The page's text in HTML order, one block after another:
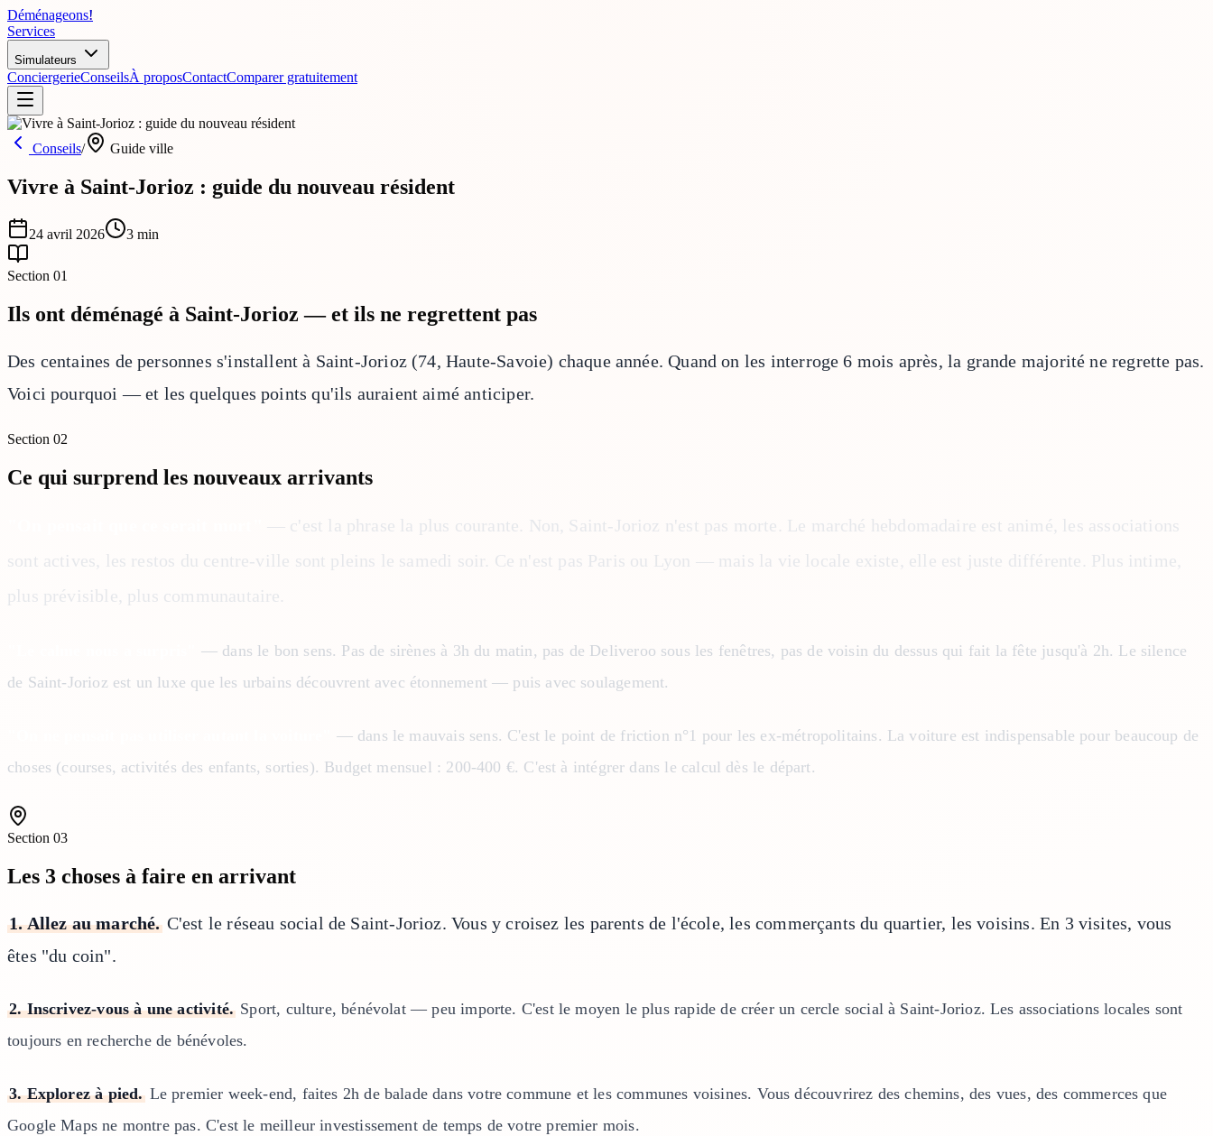
Déménageons!
Services
Simulateurs
ConciergerieConseilsÀ proposContactComparer gratuitement
Conseils/ Guide ville
Vivre à Saint-Jorioz : guide du nouveau résident
24 avril 2026 3 min
Section 01
Ils ont déménagé à Saint-Jorioz — et ils ne regrettent pas
Des centaines de personnes s'installent à Saint-Jorioz (74, Haute-Savoie) chaque année. Quand on les interroge 6 mois après, la grande majorité ne regrette pas.
Voici pourquoi — et les quelques points qu'ils auraient aimé anticiper.
Section 02
Ce qui surprend les nouveaux arrivants
— c'est la phrase la plus courante. Non, Saint-Jorioz n'est pas morte. Le marché hebdomadaire est animé, les associations
sont actives, les restos du centre-ville sont pleins le samedi soir. Ce n'est pas Paris ou Lyon — mais la vie locale existe, elle est juste différente. Plus intime,
plus prévisible, plus communautaire.
— dans le bon sens. Pas de sirènes à 3h du matin, pas de Deliveroo sous les fenêtres, pas de voisin du dessus qui fait la fête jusqu'à 2h. Le silence
de Saint-Jorioz est un luxe que les urbains découvrent avec étonnement — puis avec soulagement.
— dans le mauvais sens. C'est le point de friction n°1 pour les ex-métropolitains. La voiture est indispensable pour beaucoup de
choses (courses, activités des enfants, sorties). Budget mensuel : 200-400 €. C'est à intégrer dans le calcul dès le départ.
Section 03
Les 3 choses à faire en arrivant
1. Allez au marché.C'est le réseau social de Saint-Jorioz. Vous y croisez les parents de l'école, les commerçants du quartier, les voisins. En 3 visites, vous
êtes "du coin".
2. Inscrivez-vous à une activité. Sport, culture, bénévolat — peu importe. C'est le moyen le plus rapide de créer un cercle social à Saint-Jorioz. Les associations locales sont
toujours en recherche de bénévoles.
3. Explorez à pied.Le premier week-end, faites 2h de balade dans votre commune et les communes voisines. Vous découvrirez des chemins, des vues, des commerces que
Google Maps ne montre pas. C'est le meilleur investissement de temps de votre premier mois.